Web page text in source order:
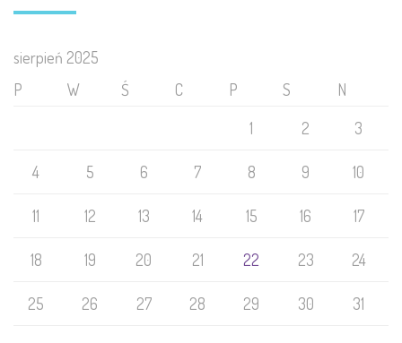
sierpień 2025
P
W Ś C P S
N
1
2 3
4 5 6 7 8 9 10
11 12 13 14 15 16 17
18 19 20 21 22 23 24
25 26 27 28 29 30 31